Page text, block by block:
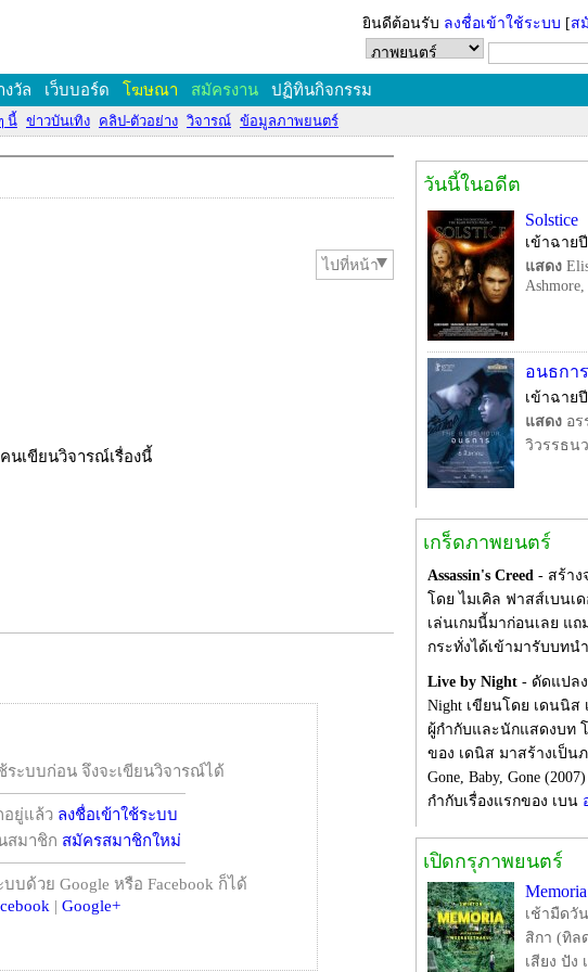
ยินดีต้อนรับ ลงชื่อเข้าใช้ระบบ [ส
งวัล เว็บบอร์ด โฆษณา สมัครงาน ปฏิทินกิจกรรม
นี้ ข่าวบันเทิง คลิป-ตัวอย่าง วิจารณ์ ข้อมูลภาพยนตร์
ไปที่หน้า
นเขียนวิจารณ์เรื่องนี้
ระบบก่อน จึงจะเขียนวิจารณ์ได้
อยู่แล้ว ลงชื่อเข้าใช้ระบบ
สมาชิก สมัครสมาชิกใหม่
บด้วย Google หรือ Facebook ก็ได้
| Google+
วันนี้ในอดีต
Solstice
เข้าฉาย
แสดง
อนธการ
เข้าฉาย
แสดง อ
วิวรรธน
เกร็ดภาพยนตร์
Assassin's Creed - สร้าง
โดย ไมเคิล ฟาสส์เบนเ
เล่นเกมนี้มาก่อนเลย แ
กระทั่งได้เข้ามารับบทน
Live by Night - ดัดแปลง
Night เขียนโดย เดนนิส
ผู้กำกับและนักแสดงบท
ของ เดนิส มาสร้างเป็น
Gone, Baby, Gone
กำกับเรื่องแรกของ เบน
เปิดกรุภาพยนตร์
Memoria
เช้ามืดวั
สิกา (ทิล
เสียง ปัง